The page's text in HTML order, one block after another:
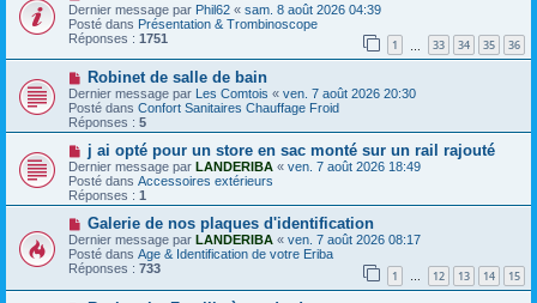
g
e
u
m
e
s
s
a
g
e
o
u
v
e
a
m
e
s
s
a
g
e
Dernier message par Phil62 « sam. 8 août 2026 04:39
Posté dans Présentation & Trombinoscope
Réponses : 1751 1 33 34 35 36
N
o
u
v
e
a
u
m
e
s
s
g
e
Robinet de salle de bain
Dernier message par Les Comtois « ven. 7 août 2026 20:30
Posté dans Confort Sanitaires Chauffage Froid
Réponses : 5
N
o
u
v
e
a
m
e
s
s
j ai opté pour un store en sac monté sur un rail rajouté
Dernier message par LANDERIBA « ven. 7 août 2026 18:49
Posté dans Accessoires extérieurs
Réponses : 1
N
o
u
v
e
a
Galerie de nos plaques d'identification
Dernier message par LANDERIBA « ven. 7 août 2026 08:17
Posté dans Age & Identification de votre Eriba
Réponses : 733 1 … 12 13 14 15